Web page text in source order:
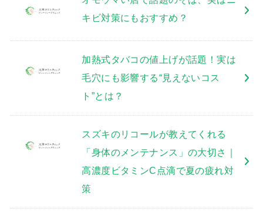
キビ対策にもおすすめ？
加熱式タバコの値上げが話題！実は
毛穴にも影響する“見えないコス
ト”とは？
スズキのリコールが教えてくれる
「身体のメンテナンス」の大切さ｜
高濃度ビタミンC点滴で夏の疲れ対
策